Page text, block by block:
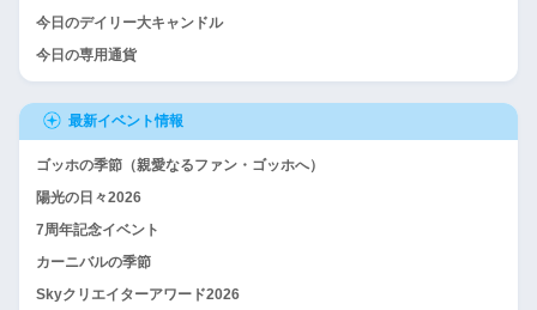
今日のデイリー大キャンドル
今日の専用通貨
最新イベント情報
ゴッホの季節（親愛なるファン・ゴッホへ）
陽光の日々2026
7周年記念イベント
カーニバルの季節
Skyクリエイターアワード2026